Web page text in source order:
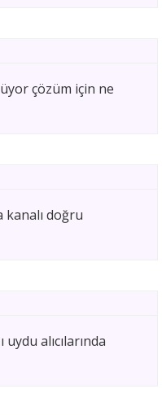
çözüm için ne
kanalı doğru
alıcılarında